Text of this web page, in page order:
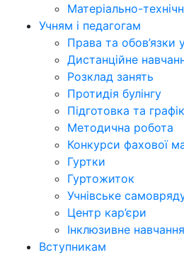
Матеріально-
Учням і педагогам
Права та обов’язки
Дистанційне
Розклад занять
Протидія булінгу
Підготовка та
Методична робота
Конкурси фахової
Гуртки
Гуртожиток
Учнівське
Центр кар’єри
Інклюзивне навчання
Вступникам